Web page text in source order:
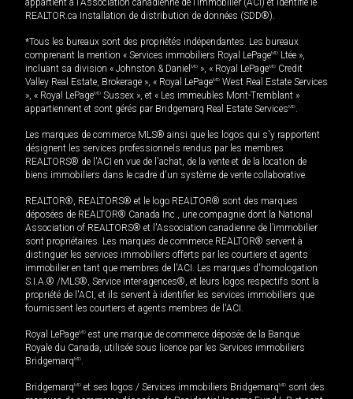
appartient à l'Association canadienne de l’immobilier (ACI) et identifie le
REALTOR.ca Installation de distribution de données (SDD®).
*Tous les bureaux sont des propriétés indépendantes. Les bureaux
comprenant la mention « Services immobiliers Royal LePageMD Ltée »,
incluant sa division « Johnston & Daniel MD », « Royal LePageMD Credit
Valley Real Estate, Brokerage », « Royal LePageMD West Real Estate Services
», « Royal LePageMD Sussex », et « Les immeubles Mont-Tremblant »
appartiennent et sont gérés par Bridgemarq Real Estate ServicesMD.
Les marques de commerce MLS® ainsi que les logos qui s'y rapportent
désignent les services professionnels rendus par les membres
REALTORS® de l'ACI en vue de l'achat, de la vente et de la location de
biens immobiliers dans le cadre d'un système de vente collaborative.
REALTOR®, REALTORS® et le logo REALTOR® sont des marques
déposées de REALTOR® Canada Inc., une compagnie dont la National
Association of REALTORS® et l'Association canadienne de l’immobilier
sont propriétaires. Les marques de commerce REALTOR® servent à
distinguer les services immobiliers offerts par les courtiers et agents
immobilier en tant que membres de l'ACI. Les marques d'homologation
S.I.A.® /MLS®, Service inter-agences®, et leurs logos respectifs sont la
propriété de l'ACI, et ils servent à identifier les services immobiliers que
fournissent les courtiers et agents membres de l'ACI.
Royal LePageMD est une marque de commerce déposée de la Banque
Royale du Canada, utilisée sous licence par les Services immobiliers
BridgemarqMD.
BridgemarqMD et ses logos / Services immobiliers BridgemarqMD sont des